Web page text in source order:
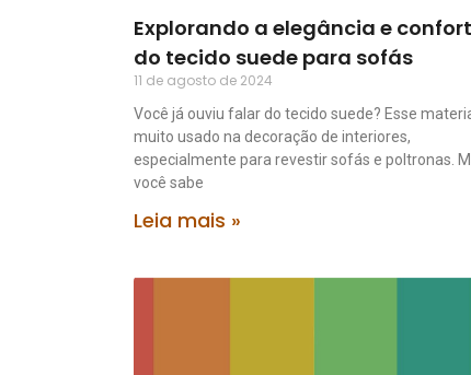
Explorando a elegância e
do tecido suede para sofás
11 de agosto de 2024
Você já ouviu falar do tecido suede? Esse
muito usado na decoração de interiores,
especialmente para revestir sofás e poltronas.
você sabe
Leia mais »